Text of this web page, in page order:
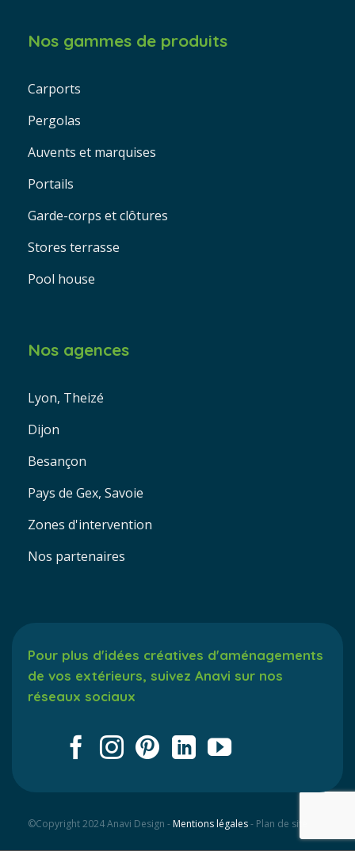
Nos gammes de produits
Carports
Pergolas
Auvents et marquises
Portails
Garde-corps et clôtures
Stores terrasse
Pool house
Nos agences
Lyon, Theizé
Dijon
Besançon
Pays de Gex, Savoie
Zones d'intervention
Nos partenaires
Pour plus d'idées créatives d'aménagements
de vos extérieurs, suivez Anavi sur nos
réseaux sociaux
©Copyright 2024 Anavi Design -Mentions légales- Plan de site